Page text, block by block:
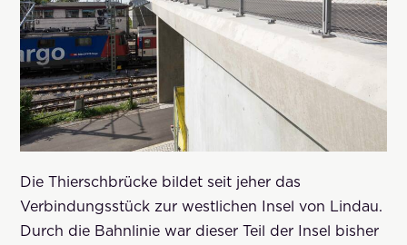
Die Thierschbrücke bildet seit jeher das
Verbindungsstück zur westlichen Insel von Lindau.
Durch die Bahnlinie war dieser Teil der Insel bisher